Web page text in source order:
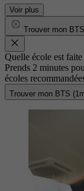
Voir plus
Trouver mon BTS
Quelle école est
Prends 2 minutes
écoles
Trouver